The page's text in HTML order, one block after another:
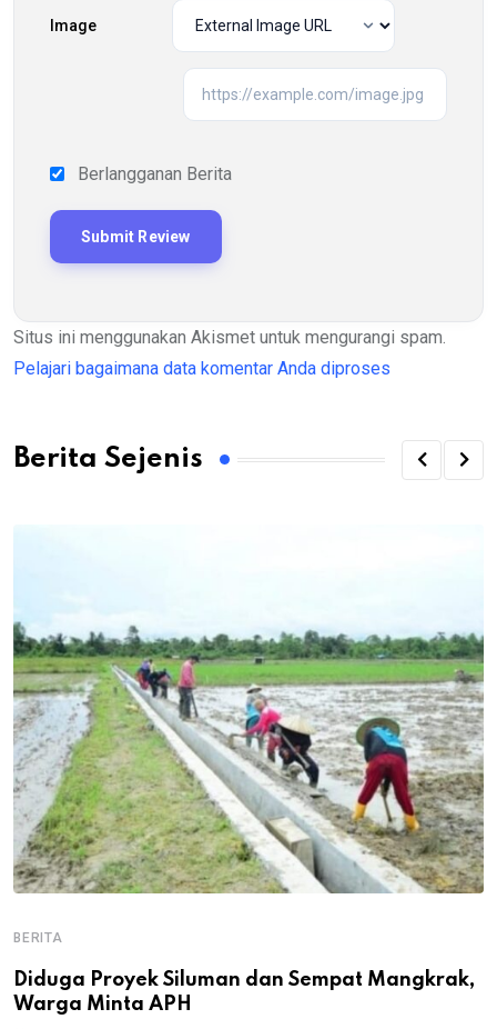
Image
Berlangganan Berita
Situs ini menggunakan Akismet untuk mengurangi spam.
Pelajari bagaimana data komentar Anda diproses
Berita Sejenis
BERITA
Diduga Proyek Siluman dan Sempat Mangkrak,
Warga Minta APH